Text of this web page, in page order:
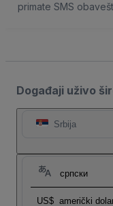
primate SMS
Događaji uživo
Srbija
српски
US$ američki